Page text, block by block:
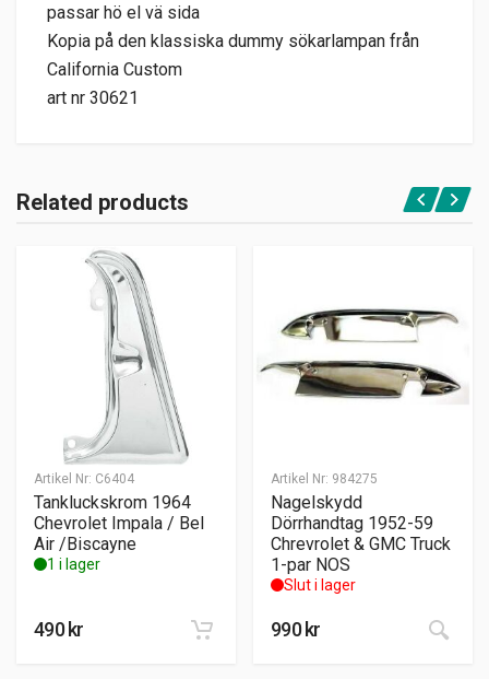
passar hö el vä sida
Kopia på den klassiska dummy sökarlampan från
California Custom
art nr 30621
Related products
Artikel Nr: C6404
Tankluckskrom 1964
Chevrolet Impala / Bel
Air /Biscayne
1 i lager
490kr
Artikel Nr: 984275
Nagelskydd
Dörrhandtag 1952-59
Chrevrolet & GMC Truck
1-par NOS
Slut i lager
990kr